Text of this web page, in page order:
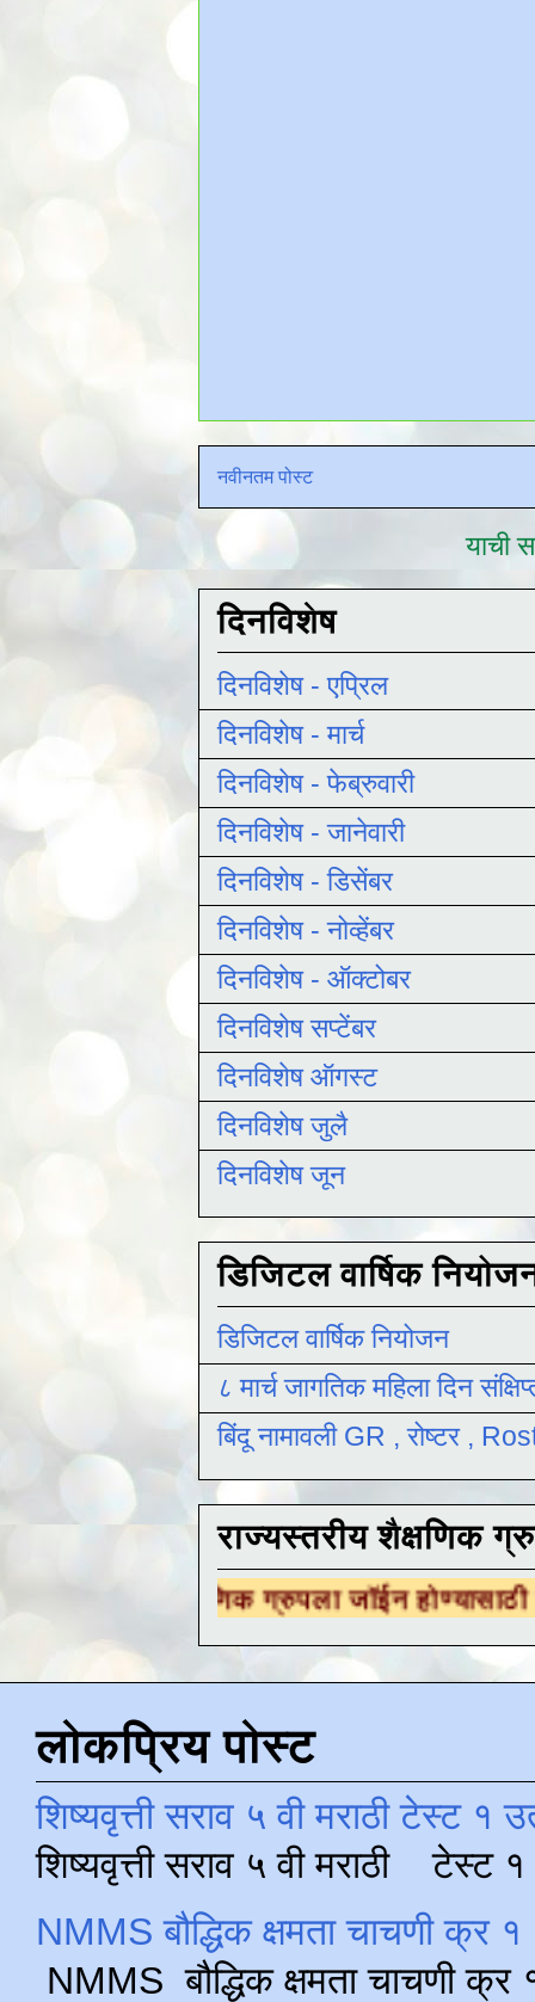
नवीनतम पोस्ट
याची
दिनविशेष
दिनविशेष - एप्रिल
दिनविशेष - मार्च
दिनविशेष - फेब्रुवारी
दिनविशेष - जानेवारी
दिनविशेष - डिसेंबर
दिनविशेष - नोव्हेंबर
दिनविशेष - ऑक्टोबर
दिनविशेष सप्टेंबर
दिनविशेष ऑगस्ट
दिनविशेष जुलै
दिनविशेष जून
डिजिटल वार्षिक
डिजिटल वार्षिक नियोजन
८ मार्च जागतिक महिला दिन
बिंदू नामावली GR , रोष्टर ,
राज्यस्तरीय शैक्षणिक
ग्रुपला जॉईन होण्यासाठीयेथे क्लिक करा
लोकप्रिय पोस्ट
शिष्यवृत्ती सराव ५ वी मराठी टेस्ट १
शिष्यवृत्ती सराव ५ वी मराठी टेस्ट
NMMS बौद्धिक क्षमता चाचणी क्र
NMMS बौद्धिक क्षमता चाचणी